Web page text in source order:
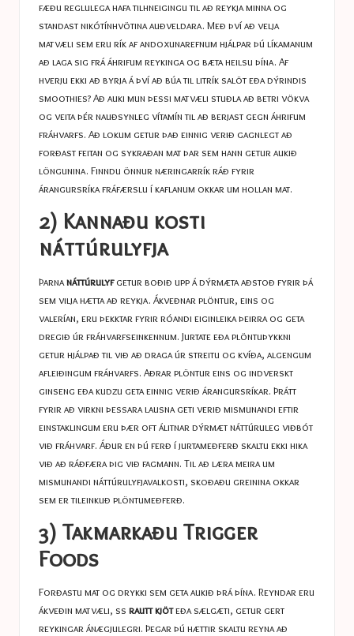
fæðu reglulega hafa tilhneigingu til að reykja minna og
standast nikótínhvötina auðveldara. Með því að velja
matvæli sem eru rík af andoxunarefnum hjálpar þú líkamanum
að laga sig frá áhrifum reykinga og bæta heilsu þína. Af
hverju ekki að byrja á því að búa til litrík salöt eða dýrindis
smoothies? Að auki mun þessi matvæli stuðla að betri vökva
og veita þér nauðsynleg vítamín til að berjast gegn áhrifum
fráhvarfs. Að lokum getur það einnig verið gagnlegt að
forðast feitan og sykraðan mat þar sem hann getur aukið
löngunina. Finndu önnur næringarrík ráð fyrir
árangursríka fráfærslu í kaflanum okkar um hollan mat.
2) Kannaðu kosti
náttúrulyfja
Þarnanáttúrulyfgetur boðið upp á dýrmæta aðstoð fyrir þá
sem vilja hætta að reykja. Ákveðnar plöntur, eins og
valerían, eru þekktar fyrir róandi eiginleika þeirra og geta
dregið úr fráhvarfseinkennum. Jurtate eða plöntuþykkni
getur hjálpað til við að draga úr streitu og kvíða, algengum
afleiðingum fráhvarfs. Aðrar plöntur eins og indverskt
ginseng eða kudzu geta einnig verið árangursríkar. Þrátt
fyrir að virkni þessara lausna geti verið mismunandi eftir
einstaklingum eru þær oft álitnar dýrmæt náttúruleg viðbót
við fráhvarf. Áður en þú ferð í jurtameðferð skaltu ekki hika
við að ráðfæra þig við fagmann. Til að læra meira um
mismunandi náttúrulyfjavalkosti, skoðaðu greinina okkar
sem er tileinkuð plöntumeðferð.
3) Takmarkaðu Trigger
Foods
Forðastu mat og drykki sem geta aukið þrá þína. Reyndar eru
ákveðin matvæli, ss rautt kjöteða sælgæti, getur gert
reykingar ánægjulegri. Þegar þú hættir skaltu reyna að